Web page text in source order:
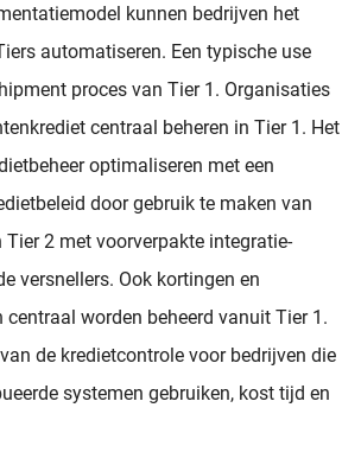
kunnen bedrijven het
automatiseren. Een typische use
proces van Tier 1. Organisaties
centraal beheren in Tier 1. Het
optimaliseren met een
door gebruik te maken van
2 met voorverpakte integratie-
versnellers. Ook kortingen en
worden beheerd vanuit Tier 1.
de kredietcontrole voor bedrijven die
systemen gebruiken, kost tijd en